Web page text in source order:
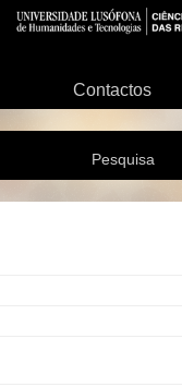
Contactos
Pesquisa